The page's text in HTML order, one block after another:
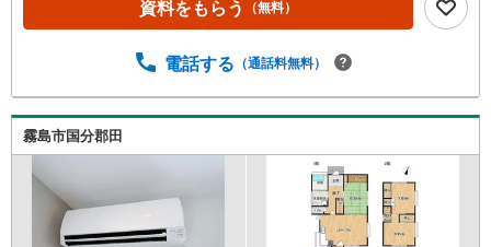
資料をもらう （無料）
電話する （通話料無料）
霧島市国分郡田